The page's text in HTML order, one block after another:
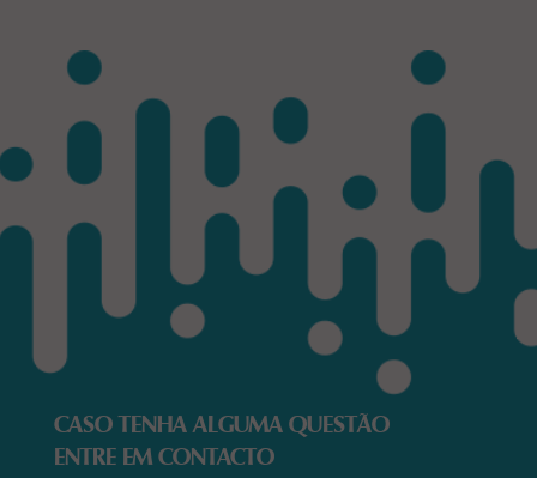
CASO TENHA ALGUMA QUESTÃO
ENTRE EM CONTACTO